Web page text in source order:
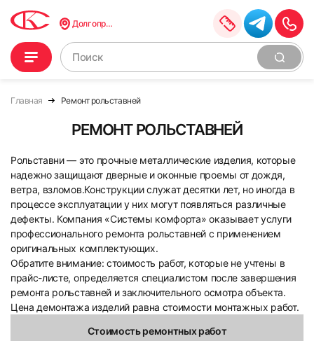
Долгопрудный
Главная Ремонт рольставней
РЕМОНТ РОЛЬСТАВНЕЙ
Рольставни — это прочные металлические изделия, которые
надежно защищают дверные и оконные проемы от дождя,
ветра, взломов.Конструкции служат десятки лет, но иногда в
процессе эксплуатации у них могут появляться различные
дефекты. Компания «Системы комфорта» оказывает услуги
профессионального ремонта рольставней с применением
оригинальных комплектующих.
Обратите внимание: стоимость работ, которые не учтены в
прайс-листе, определяется специалистом после завершения
ремонта рольставней и заключительного осмотра объекта.
Цена демонтажа изделий равна стоимости монтажных работ.
Стоимость ремонтных работ